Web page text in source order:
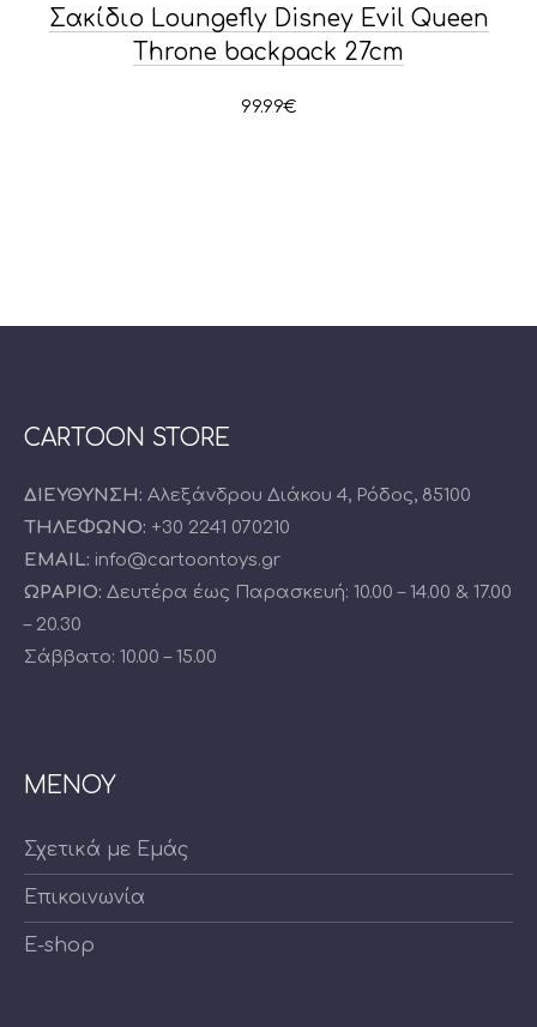
Σακίδιο Loungefly Disney Evil Queen
Throne backpack 27cm
99.99€
CARTOON STORE
ΔΙΕΥΘΥΝΣΗ: Αλεξάνδρου Διάκου 4, Ρόδος, 85100
ΤΗΛΕΦΩΝΟ: +30 2241 070210
EMAIL: info@cartoontoys.gr
ΩΡΑΡΙΟ: Δευτέρα έως Παρασκευή: 10.00 – 14.00 & 17.00
– 20.30
Σάββατο: 10.00 – 15.00
ΜΕΝΟΥ
Σχετικά με Εμάς
Επικοινωνία
E-shop